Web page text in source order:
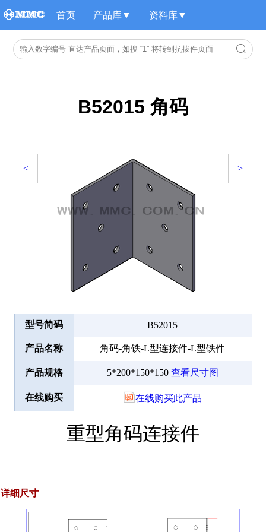
首页 产品库▼ 资料库▼
B52015 角码
< >
型号简码 B52015
产品名称 角码-角铁-L型连接件-L型铁件
产品规格 5*200*150*150 查看尺寸图
在线购买 在线购买此产品
重型角码连接件
详细尺寸